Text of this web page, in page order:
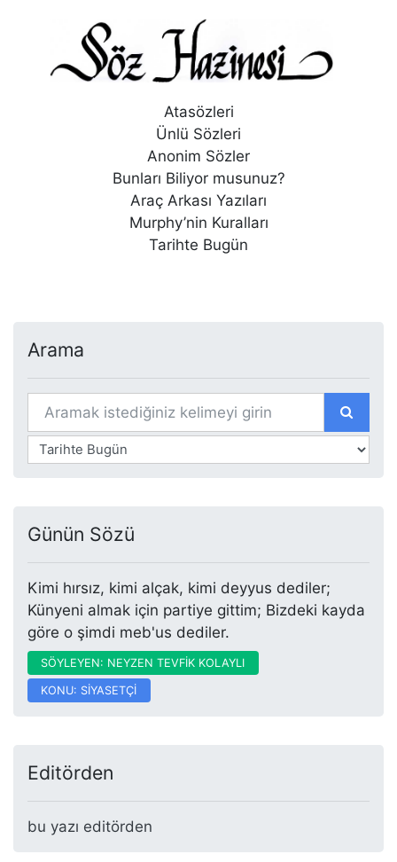
Atasözleri
Ünlü Sözleri
Anonim Sözler
Bunları Biliyor musunuz?
Araç Arkası Yazıları
Murphy’nin Kuralları
Tarihte Bugün
Arama
Günün Sözü
Kimi hırsız, kimi alçak, kimi deyyus dediler;
Künyeni almak için partiye gittim; Bizdeki kayda
göre o şimdi meb'us dediler.
SÖYLEYEN: NEYZEN TEVFİK KOLAYLI
KONU: SİYASETÇİ
Editörden
bu yazı editörden